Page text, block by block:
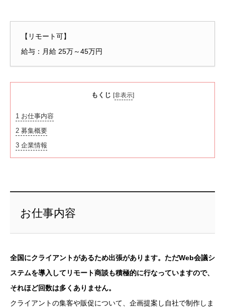
【リモート可】
給与：月給 25万～45万円
もくじ [非表示]
1 お仕事内容
2 募集概要
3 企業情報
お仕事内容
全国にクライアントがあるため出張があります。ただWeb会議シ
ステムを導入してリモート商談も積極的に行なっていますので、
それほど回数は多くありません。
クライアントの集客や販促について、企画提案し自社で制作しま